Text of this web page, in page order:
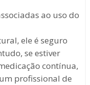
ao uso do
ele é seguro
se estiver
contínua,
profissional de